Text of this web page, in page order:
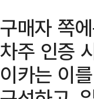
구매자 쪽
차주 인증
이카는 이